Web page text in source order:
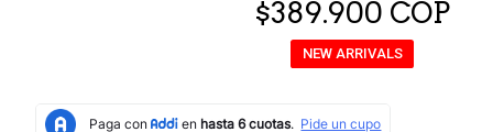
$389.900 COP
NEW ARRIVALS